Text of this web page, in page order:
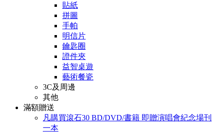
貼紙
拼圖
手帕
明信片
鑰匙圈
證件夾
益智桌遊
藝術餐瓷
3C及周邊
其他
滿額贈送
凡購買滾石30 BD/DVD/書籍 即贈演唱會紀念場刊
一本